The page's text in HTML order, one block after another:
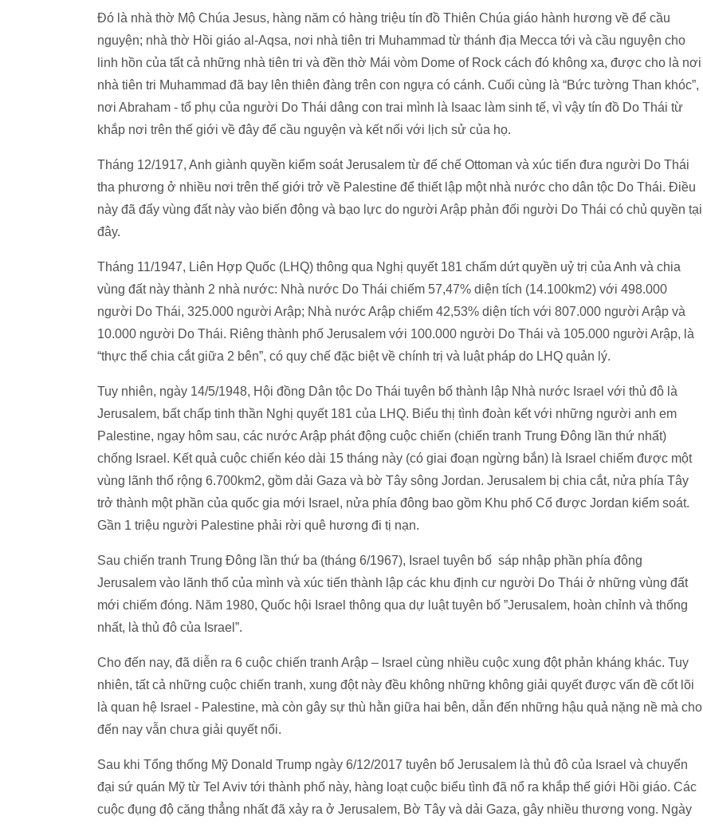
Đó là nhà thờ Mộ Chúa Jesus, hàng năm có hàng triệu tín đồ Thiên Chúa giáo hành hương về để cầu
nguyện; nhà thờ Hồi giáo al-Aqsa, nơi nhà tiên tri Muhammad từ thánh địa Mecca tới và cầu nguyện cho
linh hồn của tất cả những nhà tiên tri và đền thờ Mái vòm Dome of Rock cách đó không xa, được cho là nơi
nhà tiên tri Muhammad đã bay lên thiên đàng trên con ngựa có cánh. Cuối cùng là “Bức tường Than khóc”,
nơi Abraham - tổ phụ của người Do Thái dâng con trai mình là Isaac làm sinh tế, vì vậy tín đồ Do Thái từ
khắp nơi trên thế giới về đây để cầu nguyện và kết nối với lịch sử của họ.
Tháng 12/1917, Anh giành quyền kiểm soát Jerusalem từ đế chế Ottoman và xúc tiến đưa người Do Thái
tha phương ở nhiều nơi trên thế giới trở về Palestine để thiết lập một nhà nước cho dân tộc Do Thái. Điều
này đã đẩy vùng đất này vào biến động và bạo lực do người Arập phản đối người Do Thái có chủ quyền tại
đây.
Tháng 11/1947, Liên Hợp Quốc (LHQ) thông qua Nghị quyết 181 chấm dứt quyền uỷ trị của Anh và chia
vùng đất này thành 2 nhà nước: Nhà nước Do Thái chiếm 57,47% diện tích (14.100km2) với 498.000
người Do Thái, 325.000 người Arập; Nhà nước Arập chiếm 42,53% diện tích với 807.000 người Arập và
10.000 người Do Thái. Riêng thành phố Jerusalem với 100.000 người Do Thái và 105.000 người Arập, là
“thực thể chia cắt giữa 2 bên”, có quy chế đặc biệt về chính trị và luật pháp do LHQ quản lý.
Tuy nhiên, ngày 14/5/1948, Hội đồng Dân tộc Do Thái tuyên bố thành lập Nhà nước Israel với thủ đô là
Jerusalem, bất chấp tinh thần Nghị quyết 181 của LHQ. Biểu thị tình đoàn kết với những người anh em
Palestine, ngay hôm sau, các nước Arập phát động cuộc chiến (chiến tranh Trung Đông lần thứ nhất)
chống Israel. Kết quả cuộc chiến kéo dài 15 tháng này (có giai đoạn ngừng bắn) là Israel chiếm được một
vùng lãnh thổ rộng 6.700km2, gồm dải Gaza và bờ Tây sông Jordan. Jerusalem bị chia cắt, nửa phía Tây
trở thành một phần của quốc gia mới Israel, nửa phía đông bao gồm Khu phố Cổ được Jordan kiểm soát.
Gần 1 triệu người Palestine phải rời quê hương đi tị nạn.
Sau chiến tranh Trung Đông lần thứ ba (tháng 6/1967), Israel tuyên bố sáp nhập phần phía đông
Jerusalem vào lãnh thổ của mình và xúc tiến thành lập các khu định cư người Do Thái ở những vùng đất
mới chiếm đóng. Năm 1980, Quốc hội Israel thông qua dự luật tuyên bố ”Jerusalem, hoàn chỉnh và thống
nhất, là thủ đô của Israel”.
Cho đến nay, đã diễn ra 6 cuộc chiến tranh Arập – Israel cùng nhiều cuộc xung đột phản kháng khác. Tuy
nhiên, tất cả những cuộc chiến tranh, xung đột này đều không những không giải quyết được vấn đề cốt lõi
là quan hệ Israel - Palestine, mà còn gây sự thù hằn giữa hai bên, dẫn đến những hậu quả nặng nề mà cho
đến nay vẫn chưa giải quyết nổi.
Sau khi Tổng thống Mỹ Donald Trump ngày 6/12/2017 tuyên bố Jerusalem là thủ đô của Israel và chuyển
đại sứ quán Mỹ từ Tel Aviv tới thành phố này, hàng loạt cuộc biểu tình đã nổ ra khắp thế giới Hồi giáo. Các
cuộc đụng độ căng thẳng nhất đã xảy ra ở Jerusalem, Bờ Tây và dải Gaza, gây nhiều thương vong. Ngày